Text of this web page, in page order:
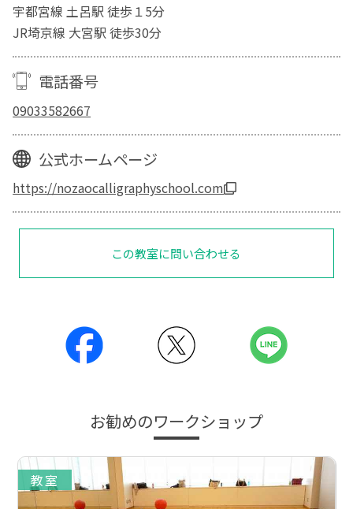
宇都宮線 土呂駅 徒歩１5分
JR埼京線 大宮駅 徒歩30分
電話番号
09033582667
公式ホームページ
https://nozaocalligraphyschool.com
この教室に問い合わせる
お勧めのワークショップ
教室